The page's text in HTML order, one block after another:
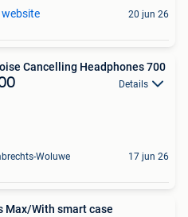
website 20 jun 26
Cancelling Headphones 700
Details
Woluwe 17 jun 26
Max/With smart case